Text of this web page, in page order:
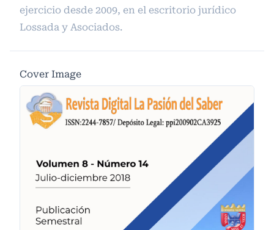
ejercicio desde 2009, en el escritorio jurídico
Lossada y Asociados.
Cover Image